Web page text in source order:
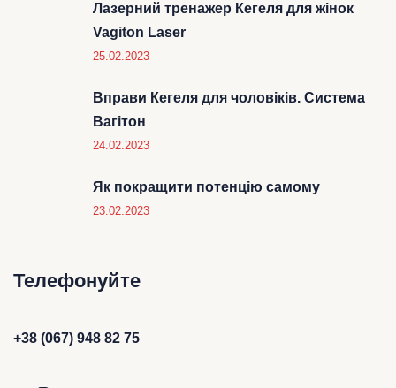
Лазерний тренажер Кегеля для жінок
Vagiton Laser
25.02.2023
Вправи Кегеля для чоловіків. Система
Вагітон
24.02.2023
Як покращити потенцію самому
23.02.2023
Телефонуйте
+38 (067) 948 82 75